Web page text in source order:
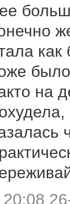
как
на
20:08